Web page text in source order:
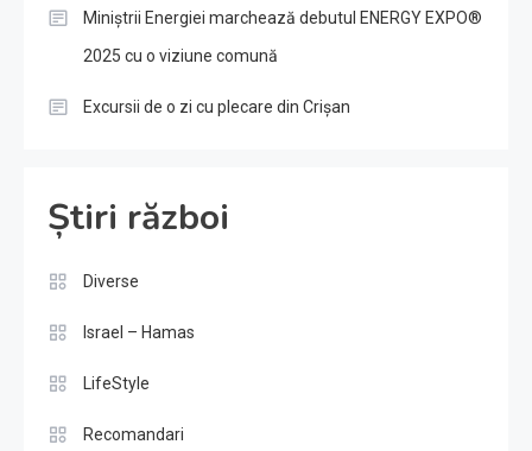
Miniștrii Energiei marchează debutul ENERGY EXPO®
2025 cu o viziune comună
Excursii de o zi cu plecare din Crișan
Știri război
Diverse
Israel – Hamas
LifeStyle
Recomandari